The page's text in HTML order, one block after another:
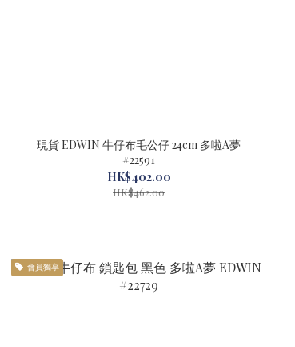
現貨 EDWIN 牛仔布毛公仔 24cm 多啦A夢
#22591
HK$402.00
HK$462.00
會員獨享